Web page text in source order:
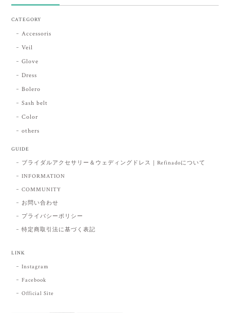
CATEGORY
Accessoris
Veil
Glove
Dress
Bolero
Sash belt
Color
others
GUIDE
ブライダルアクセサリー＆ウェディングドレス｜Refinadoについて
INFORMATION
COMMUNITY
お問い合わせ
プライバシーポリシー
特定商取引法に基づく表記
LINK
Instagram
Facebook
Official Site